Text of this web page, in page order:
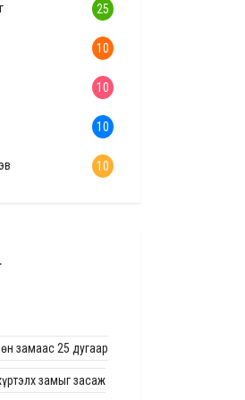
25
10
10
10
10
замаас 25 дугаар
замыг засаж